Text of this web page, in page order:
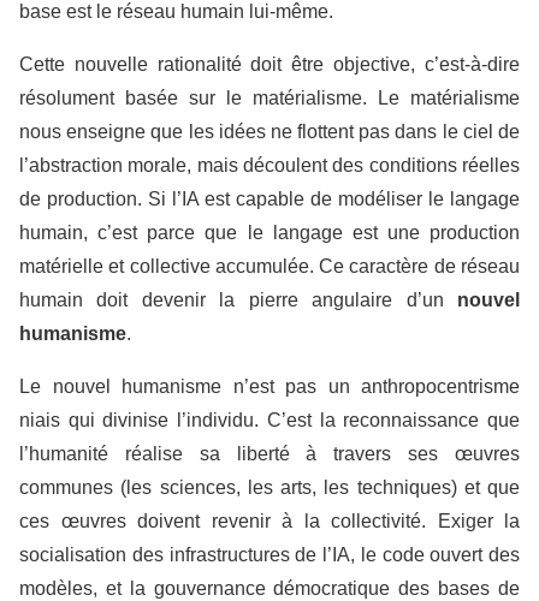
base est le réseau humain lui-même.
Cette nouvelle rationalité doit être objective, c’est-à-dire
résolument basée sur le matérialisme. Le matérialisme
nous enseigne que les idées ne flottent pas dans le ciel de
l’abstraction morale, mais découlent des conditions réelles
de production. Si l’IA est capable de modéliser le langage
humain, c’est parce que le langage est une production
matérielle et collective accumulée. Ce caractère de réseau
humain doit devenir la pierre angulaire d’un nouvel
humanisme.
Le nouvel humanisme n’est pas un anthropocentrisme
niais qui divinise l’individu. C’est la reconnaissance que
l’humanité réalise sa liberté à travers ses œuvres
communes (les sciences, les arts, les techniques) et que
ces œuvres doivent revenir à la collectivité. Exiger la
socialisation des infrastructures de l’IA, le code ouvert des
modèles, et la gouvernance démocratique des bases de